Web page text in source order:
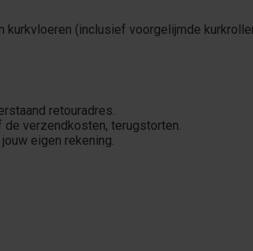
(inclusief voorgelijmde
retouradres.
verzendkosten, terugstorten.
eigen rekening.